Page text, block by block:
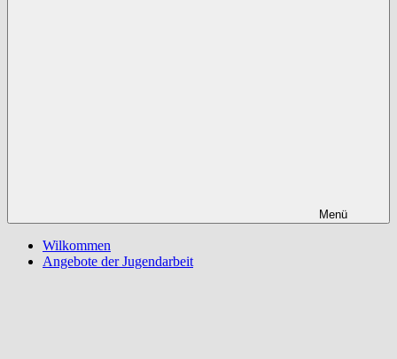
Menü
Wilkommen
Angebote der Jugendarbeit